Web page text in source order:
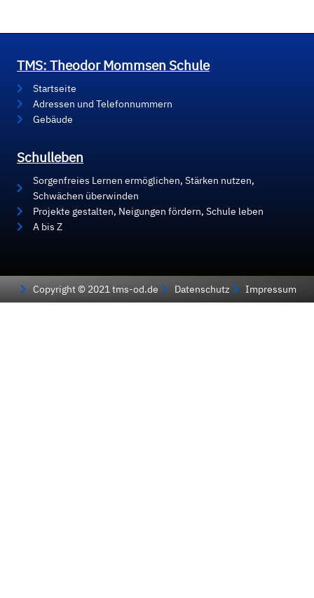
TMS: Theodor Mommsen Schule
Startseite
Adressen und Telefonnummern
Gebäude
Schulleben
Sorgenfreies Lernen ermöglichen, Stärken nutzen,
Schwächen überwinden
Projekte gestalten, Neigungen fördern, Schule leben
A bis Z
Copyright © 2021 tms-od.de Datenschutz Impressum